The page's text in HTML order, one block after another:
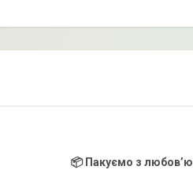
📦 Пакуємо з любов’ю